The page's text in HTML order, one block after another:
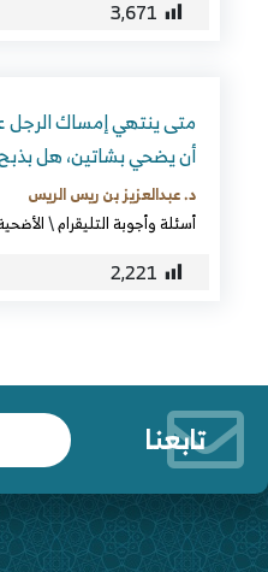
3٬671
متى ينتهي إمساك
أن يضحي بشاتين، هل بذبح
د. عبدالعزيز بن ريس الريس
أسئلة وأجوبة التليقرام\
2٬221
تابعنا